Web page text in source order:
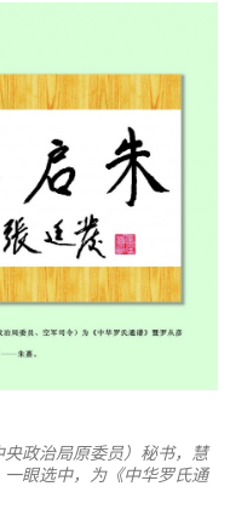
政治局原委员）秘书，慧
眼选中，为《中华罗氏通